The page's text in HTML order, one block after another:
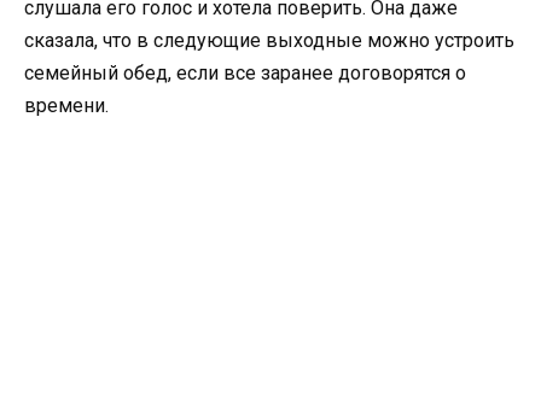
слушала его голос и хотела поверить. Она даже
сказала, что в следующие выходные можно устроить
семейный обед, если все заранее договорятся о
времени.